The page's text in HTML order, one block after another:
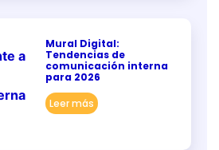
Mural Digital:
Tendencias de
comunicación interna
para 2026
Leer más